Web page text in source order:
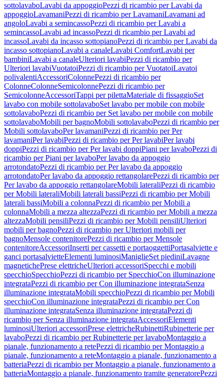
sottolavaboLavabi da appoggioPezzi di ricambio per Lavabi da
appoggioLavamaniPezzi di ricambio per LavamaniLavamani ad
angoloLavabi a semincassoPezzi di ricambio per Lavabi a
semincassoLavabi ad incassoPezzi di ricambio per Lavabi ad
incassoLavabi da incasso sottopianoPezzi di ricambio per Lavabi da
incasso sottopianoLavabi a canaleLavabi ComfortLavabi per
bambiniLavabi a canaleUlteriori lavabiPezzi di ricambio per
Ulteriori lavabiVuotatoiPezzi di ricambio per VuotatoiLavatoi
polivalentiAccessoriColonnePezzi di ricambio per
ColonneColonneSemicolonnePezzi di ricambio per
SemicolonneAccessoriTappi per pilettaMateriale di fissaggioSet
lavabo con mobile sottolavaboSet lavabo per mobile con mobile
sottolavaboPezzi di ricambio per Set lavabo per mobile con mobile
sottolavaboMobili per bagnoMobili sottolavaboPezzi di ricambio per
Mobili sottolavaboPer lavamaniPezzi di ricambio per Per
lavamaniPer lavabiPezzi di ricambio per Per lavabiPer lavabi
doppiPezzi di ricambio per Per lavabi doppiPiani per lavaboPezzi di
ricambio per Piani per lavaboPer lavabo da appoggio
arrotondatoPezzi di ricambio per Per lavabo da appoggio
arrotondatoPer lavabo da appoggio rettangolarePezzi di ricambio per
Per lavabo da appoggio rettangolareMobili lateraliPezzi di ricambio
per Mobili lateraliMobili laterali bassiPezzi di ricambio per Mobili
laterali bassiMobili a colonnaPezzi di ricambio per Mobili a
colonnaMobili a mezza altezzaPezzi di ricambio per Mobili a mezza
altezzaMobili pensiliPezzi di ricambio per Mobili pensiliUlteriori
mobili per bagnoPezzi di ricambio per Ulteriori mobili per
bagnoMensole contenitorePezzi di ricambio per Mensole
contenitoreAccessoriInserti per cassetti e portaoggettiPortasalviette e
ganci portasalvietteElementi luminosiManiglieSet piediniLavagne
magnetichePrese elettricheUlteriori accessoriSpecchi e mobili
specchioSpecchioPezzi di ricambio per SpecchioCon illuminazione
integrataPezzi di ricambio per Con illuminazione integrataSenza
illuminazione integrataMobili specchioPezzi di ricambio per Mobili
specchioCon illuminazione integrataPezzi di ricambio per Con
illuminazione integrataSenza illuminazione integrataPezzi di
ricambio per Senza illuminazione integrataAccessoriElementi
luminosiUlteriori accessoriPrese elettricheRubinettiRubinetterie per
lavaboPezzi di ricambio per Rubinetterie per lavaboMontaggio a
pianale, funzionamento a retePezzi di ricambio per Montaggio a
pianale, funzionamento a reteMontaggio a pianale, funzionamento a
batteriaPezzi di ricambio per Montaggio a pianale, funzionamento a
batteriaMontaggio a pianale, funzionamento tramite generatorePezzi